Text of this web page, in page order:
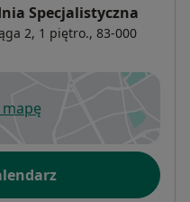
Specjalistyczna
2, 1 piętro., 83-000
się w nowej karcie